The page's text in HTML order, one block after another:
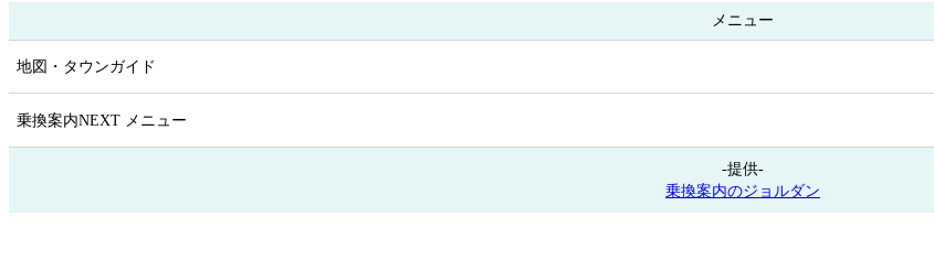
メニュー
地図・タウンガイド
乗換案内NEXT メニュー
-提供-
乗換案内のジョルダン